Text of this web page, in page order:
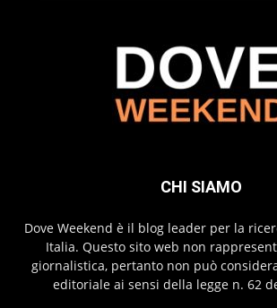
CHI SIAMO
Dove Weekend è il blog leader per la
Italia. Questo sito web non
giornalistica, pertanto non può
editoriale ai sensi della legge n. 62